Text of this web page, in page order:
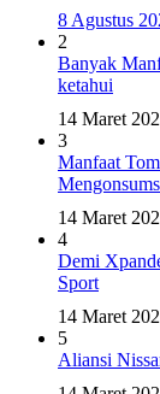
8 Agustus
2
Banyak
ketahui
14 Maret
3
Manfaat
14 Maret
4
Demi
Sport
14 Maret
5
Aliansi